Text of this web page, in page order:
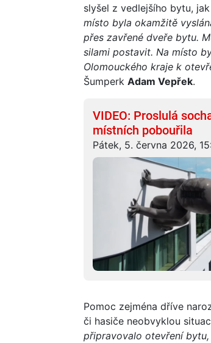
slyšel z vedlejšího bytu,
místo byla okamžitě
přes zavřené dveře bytu.
silami postavit. Na místo
Olomouckého kraje k
Šumperk Adam Vepřek.
VIDEO: Proslulá
místních pobouřila
Pátek, 5. června 2026,
Pomoc zejména dříve
či hasiče neobvyklou
připravovalo otevření